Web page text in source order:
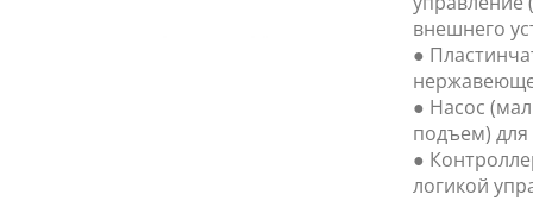
внешнего
●
● Насос
подъем) для
●
логикой